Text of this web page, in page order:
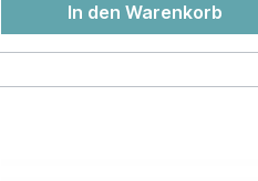
In den Warenkorb